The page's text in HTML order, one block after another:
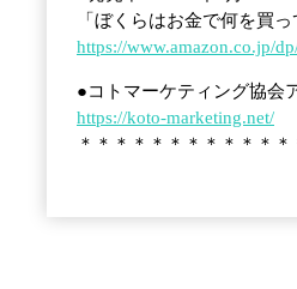
「ぼくらはお金で何を買っ
https://www.amazon.co.jp/
●コトマーケティング協会
https://koto-marketing.net/
＊＊＊＊＊＊＊＊＊＊＊